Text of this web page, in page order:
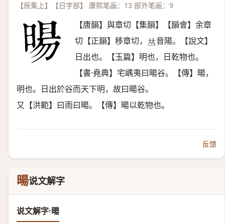
【辰集上】【日字部】 康熙笔画：13 部外笔画：9
【唐韻】與章切【集韻】【韻會】余章
切【正韻】移章切， 𠀤音陽。【說文】
日出也。【玉篇】明也，日乾物也。
【書·堯典】宅嵎夷曰暘谷。【傳】暘，
明也。日出於谷而天下明，故曰暘谷。
又【洪範】曰雨曰暘。【傳】暘以乾物也。
反馈
暘说文解字
说文解字·暘